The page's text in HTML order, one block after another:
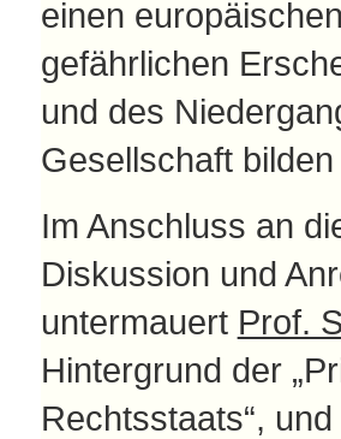
einen
gefährlichen
und des
Gesellschaft
Im Anschluss an
Diskussion und
untermauert Prof.
Hintergrund der
Rechtsstaats“,